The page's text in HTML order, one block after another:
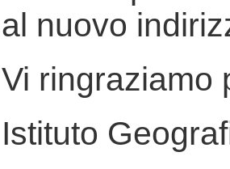
al nuovo
Vi ringraziamo
Istituto